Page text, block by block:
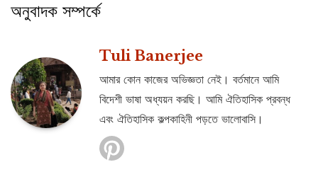
অনুবাদক সম্পর্কে
Tuli Banerjee
আমার কোন কাজের অভিজ্ঞতা নেই। বর্তমানে আমি
বিদেশী ভাষা অধ্যয়ন করছি। আমি ঐতিহাসিক প্রবন্ধ
এবং ঐতিহাসিক কল্পকাহিনী পড়তে ভালোবাসি।